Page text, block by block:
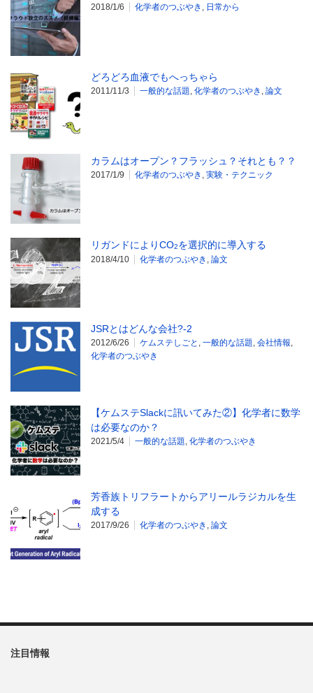
2018/1/6 化学者のつぶやき , 日常から
どろどろ血液でもへっちゃら
2011/11/3 一般的な話題, 化学者のつぶやき , 論文
カラムはオープン？フラッシュ？それとも？？
2017/1/9 化学者のつぶやき , 実験・テクニック
リガンドによりCO2を選択的に導入する
2018/4/10 化学者のつぶやき , 論文
JSRとはどんな会社?-2
2012/6/26 ケムステしごと , 一般的な話題, 会社情報,
化学者のつぶやき
【ケムステSlackに訊いてみた②】化学者に数学
は必要なのか？
2021/5/4 一般的な話題, 化学者のつぶやき
芳香族トリフラートからアリールラジカルを生
成する
2017/9/26 化学者のつぶやき , 論文
注目情報